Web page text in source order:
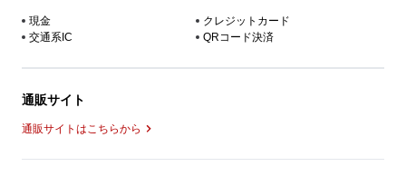
現金
クレジットカード
交通系IC
QRコード決済
通販サイト
通販サイトはこちらから